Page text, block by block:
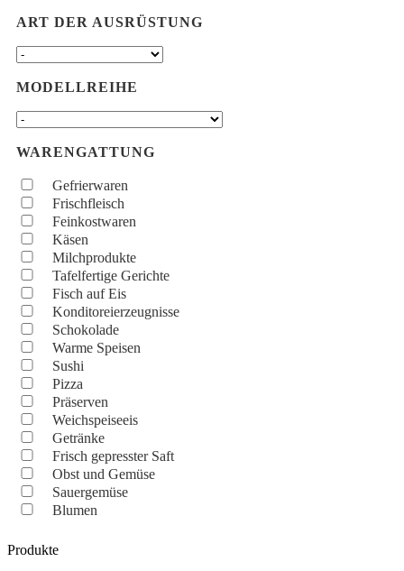
ART DER AUSRÜSTUNG
MODELLREIHE
WARENGATTUNG
Gefrierwaren
Frischfleisch
Feinkostwaren
Käsen
Milchprodukte
Tafelfertige Gerichte
Fisch auf Eis
Konditoreierzeugnisse
Schokolade
Warme Speisen
Sushi
Pizza
Präserven
Weichspeiseeis
Getränke
Frisch gepresster Saft
Obst und Gemüse
Sauergemüse
Blumen
Produkte